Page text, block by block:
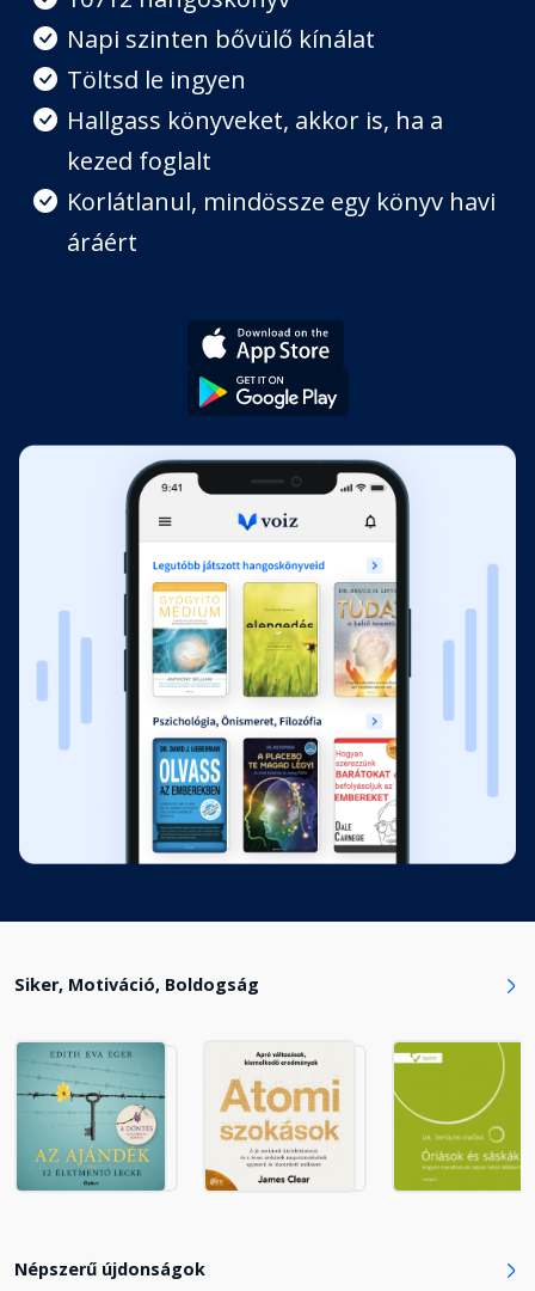
Napi szinten bővülő kínálat
Töltsd le ingyen
Hallgass könyveket, akkor is, ha a
kezed foglalt
Korlátlanul, mindössze egy könyv havi
áráért
Siker, Motiváció, Boldogság
Népszerű újdonságok